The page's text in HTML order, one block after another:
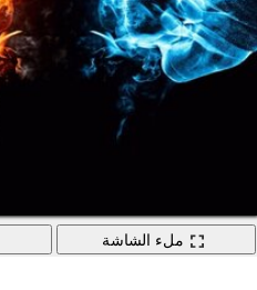
ملء الشاشة